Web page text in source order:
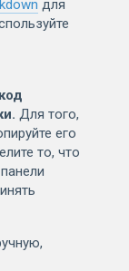
для
Для того,
его
то, что